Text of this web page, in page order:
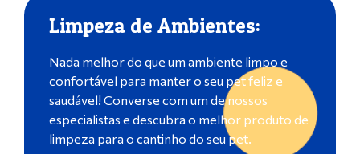
Limpeza de Ambientes:
Nada melhor do que um ambiente limpo e
confortável para manter o seu pet feliz e
saudável! Converse com um de nossos
especialistas e descubra o melhor produto de
limpeza para o cantinho do seu pet.